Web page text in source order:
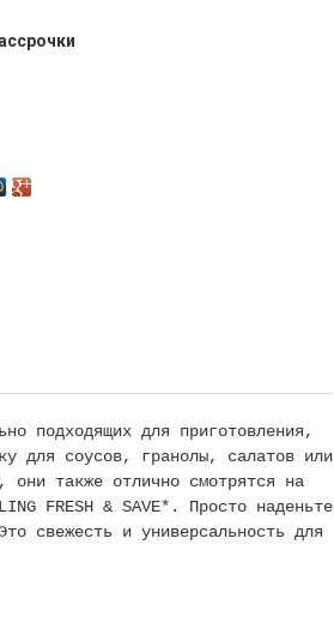
подходящих для приготовления,
для соусов, гранолы, салатов или
они также отлично смотрятся на
FRESH & SAVE*. Просто наденьте
свежесть и универсальность для